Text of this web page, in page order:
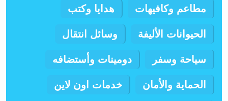
مطاعم وكافيهات هدايا وكتب
الحيوانات الأليفة وسائل انتقال
سياحة وسفر دومينات وأستضافه
الحماية والأمان خدمات اون لاين